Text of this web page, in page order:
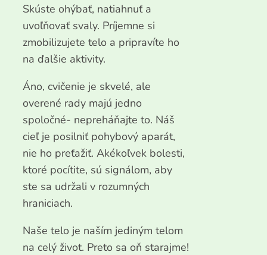
Skúste ohýbať, natiahnuť a
uvoľňovať svaly. Príjemne si
zmobilizujete telo a pripravíte ho
na ďalšie aktivity.
Áno, cvičenie je skvelé, ale
overené rady majú jedno
spoločné- nepreháňajte to. Náš
cieľ je posilniť pohybový aparát,
nie ho preťažiť. Akékoľvek bolesti,
ktoré pocítite, sú signálom, aby
ste sa udržali v rozumných
hraniciach.
Naše telo je naším jediným telom
na celý život. Preto sa oň starajme!